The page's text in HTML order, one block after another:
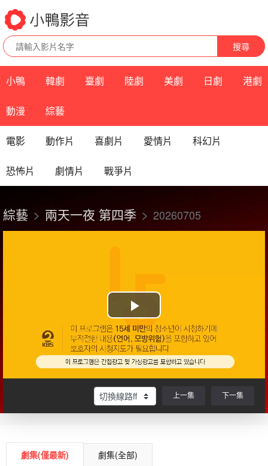
搜尋
小鴨 韓劇 臺劇 陸劇 美劇 日劇 港劇
動漫 綜藝
電影 動作片 喜劇片 愛情片 科幻片
恐怖片 劇情片 戰爭片
綜藝 兩天一夜 第四季 20260705
上一集 下一集
劇集(僅最新) 劇集(全部)